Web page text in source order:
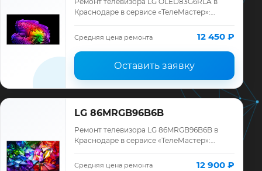
Краснодаре в сервисе «ТелеМастер»:
запчасти и гарантия до 12 месяцев.
Средняя цена ремонта 12 450 ₽
Оставить заявку
LG 86MRGB96B6B
Ремонт телевизора LG 86MRGB96B6B в
Краснодаре в сервисе «ТелеМастер»:
запчасти и гарантия до 12 месяцев.
Средняя цена ремонта 12 900 ₽